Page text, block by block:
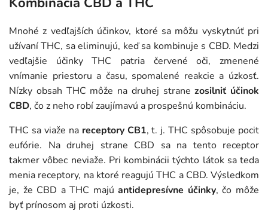
Mnohé z vedľajších účinkov, ktoré sa môžu vyskytnúť pri
užívaní THC, sa eliminujú, keď sa kombinuje s CBD. Medzi
vedľajšie účinky THC patria červené oči, zmenené
vnímanie priestoru a času, spomalené reakcie a úzkosť.
Nízky obsah THC môže na druhej strane zosilniť účinok
CBD, čo z neho robí zaujímavú a prospešnú kombináciu.
THC sa viaže na receptory CB1, t. j. THC spôsobuje pocit
eufórie. Na druhej strane CBD sa na tento receptor
takmer vôbec neviaže. Pri kombinácii týchto látok sa teda
menia receptory, na ktoré reagujú THC a CBD. Výsledkom
je, že CBD a THC majúantidepresívne účinky, čo môže
byť prínosom aj proti úzkosti.